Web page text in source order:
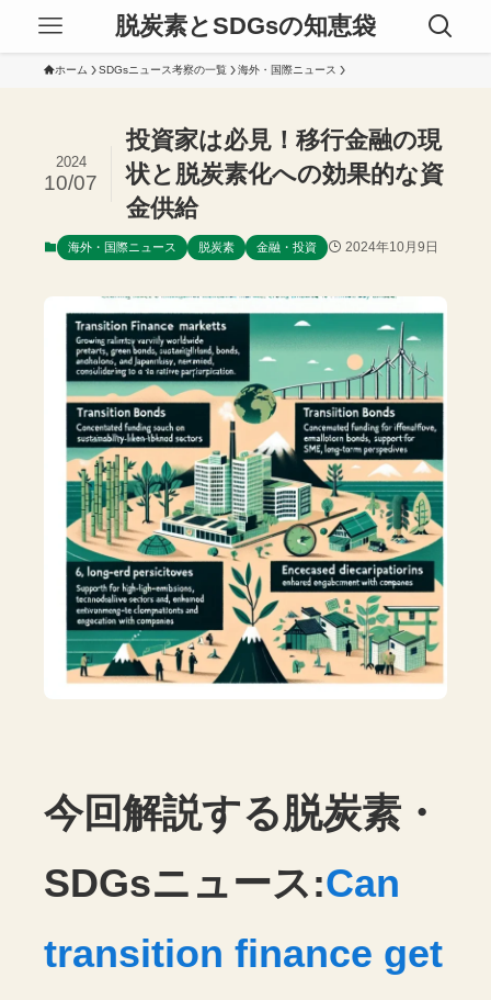
脱炭素とSDGsの知恵袋
ホーム SDGsニュース考察の一覧 海外・国際ニュース
投資家は必見！移行金融の現
状と脱炭素化への効果的な資
金供給
2024
10/07
海外・国際ニュース 脱炭素 金融・投資 2024年10月9日
今回解説する脱炭素・
SDGsニュース:Can
transition finance get